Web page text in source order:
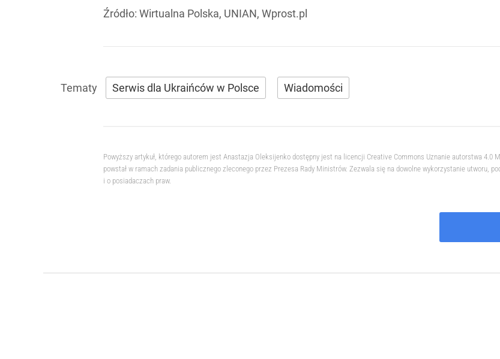
Źródło: Wirtualna Polska, UNIAN, Wprost.pl
Serwis dla Ukraińców w Polsce Wiadomości
Powyższy artykuł, którego autorem jest Anastazja Oleksijenko dostępny jest na licencji Creative Commons Uznanie autorstwa 4.0
powstał w ramach zadania publicznego zleconego przez Prezesa Rady Ministrów. Zezwala się na dowolne wykorzystanie utworu,
i o posiadaczach praw.